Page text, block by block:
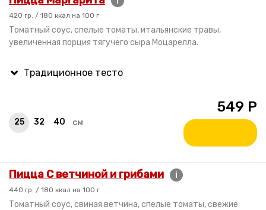
420 гр. / 180 ккал на 100 г
Томатный соус, спелые томаты, итальянские травы,
увеличенная порция тягучего сыра Моцарелла.
25 32 40 см
549 Р
Пицца С ветчиной и грибами i
440 гр. / 180 ккал на 100 г
Томатный соус, свиная ветчина, спелые томаты, свежие